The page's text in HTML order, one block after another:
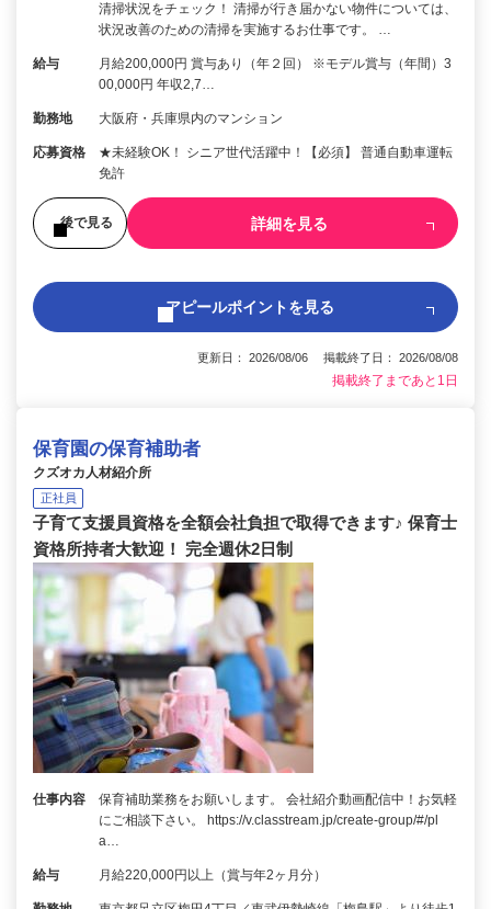
清掃状況をチェック！ 清掃が行き届かない物件については、
状況改善のための清掃を実施するお仕事です。 …
給与
月給200,000円 賞与あり（年２回） ※モデル賞与（年間）3
00,000円 年収2,7…
勤務地 大阪府・兵庫県内のマンション
応募資格
★未経験OK！ シニア世代活躍中！【必須】 普通自動車運転
免許
後で見る 詳細を見る
アピールポイントを見る
更新日： 2026/08/06 掲載終了日： 2026/08/08
掲載終了まであと1日
保育園の保育補助者
クズオカ人材紹介所
正社員
子育て支援員資格を全額会社負担で取得できます♪ 保育士
資格所持者大歓迎！ 完全週休2日制
仕事内容
保育補助業務をお願いします。 会社紹介動画配信中！お気軽
にご相談下さい。 https://v.classtream.jp/create-group/#/pl
a…
給与 月給220,000円以上（賞与年2ヶ月分）